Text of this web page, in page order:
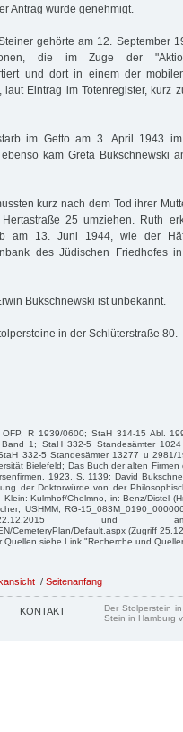
Antrag wurde genehmigt.
gehörte am 12. September
die im Zuge der
und dort in einem der
Eintrag im Totenregister, kurz
im Getto am 3. April 1943
kam Greta Bukschnewski
kurz nach dem Tod ihrer
25 umziehen. Ruth
am 13. Juni 1944, wie der
des Jüdischen Friedhofes
Bukschnewski ist unbekannt.
in der Schlüterstraße 80.
R 1939/0600; StaH 314-15 Abl.
1; StaH 332-5 Standesämter
332-5 Standesämter 13277 u 2981/
Bielefeld; Das Buch der alten
1923, S. 1139; David
der Doktorwürde von der
Klein: Kulmhof/Chelmno, in: Benz/Distel
USHMM, RG-
und am
CemeteryPlan/Default.aspx (Zugriff
Quellen siehe Link "Recherche und
/ Seitenanfang
KONTAKT
Der Stolperstein
Stein in Hamburg